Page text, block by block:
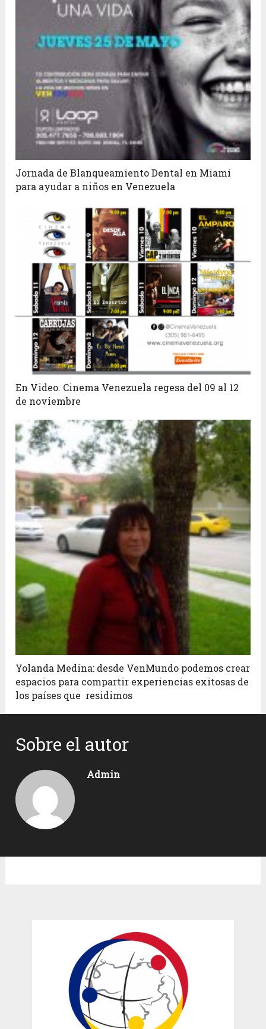
Jornada de Blanqueamiento Dental en Miami
para ayudar a niños en Venezuela
En Video. Cinema Venezuela regesa del 09 al 12
de noviembre
Yolanda Medina: desde VenMundo podemos crear
espacios para compartir experiencias exitosas de
los países que residimos
Sobre el autor
Admin